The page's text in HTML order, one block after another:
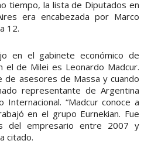
tiempo, la lista de Diputados en
era encabezada por Marco
12.
en el gabinete económico de
el de Milei es Leonardo Madcur.
asesores de Massa y cuando
representante de Argentina
“Madcur conoce a
en el grupo Eurnekian. Fue
del empresario entre 2007 y
citado.